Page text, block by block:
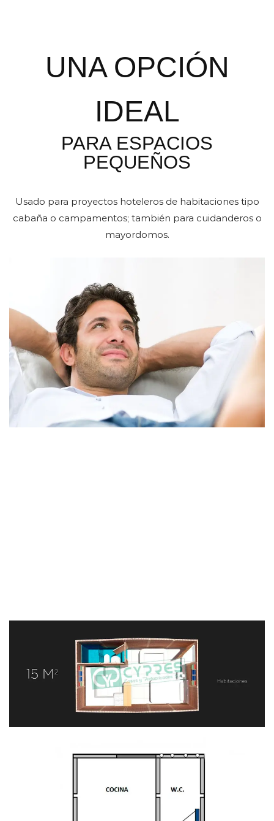
UNA OPCIÓN
IDEAL
PARA ESPACIOS
PEQUEÑOS
Usado para proyectos hoteleros de habitaciones tipo
cabaña o campamentos; también para cuidanderos o
mayordomos.